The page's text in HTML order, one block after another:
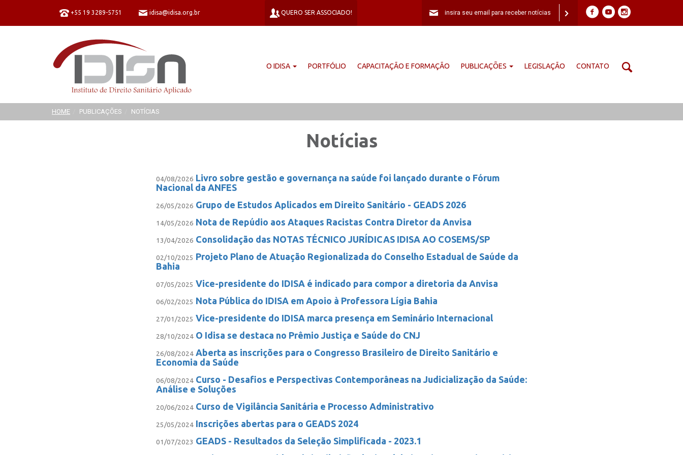
+55 19 3289-5751 idisa@idisa.org.br QUERO SER ASSOCIADO!
O IDISA PORTFÓLIO CAPACITAÇÃO E FORMAÇÃO PUBLICAÇÕES LEGISLAÇÃO CONTATO
HOME PUBLICAÇÕES NOTÍCIAS
Notícias
04/08/2026 Livro sobre gestão e governança na saúde foi lançado durante o Fórum
Nacional da ANFES
26/05/2026 Grupo de Estudos Aplicados em Direito Sanitário - GEADS 2026
14/05/2026 Nota de Repúdio aos Ataques Racistas Contra Diretor da Anvisa
13/04/2026 Consolidação das NOTAS TÉCNICO JURÍDICAS IDISA AO COSEMS/SP
02/10/2025 Projeto Plano de Atuação Regionalizada do Conselho Estadual de Saúde da
Bahia
07/05/2025 Vice-presidente do IDISA é indicado para compor a diretoria da Anvisa
06/02/2025 Nota Pública do IDISA em Apoio à Professora Lígia Bahia
27/01/2025 Vice-presidente do IDISA marca presença em Seminário Internacional
28/10/2024 O Idisa se destaca no Prêmio Justiça e Saúde do CNJ
26/08/2024 Aberta as inscrições para o Congresso Brasileiro de Direito Sanitário e
Economia da Saúde
06/08/2024 Curso - Desafios e Perspectivas Contemporâneas na Judicialização da Saúde:
Análise e Soluções
20/06/2024 Curso de Vigilância Sanitária e Processo Administrativo
25/05/2024 Inscrições abertas para o GEADS 2024
01/07/2023 GEADS - Resultados da Seleção Simplificada - 2023.1